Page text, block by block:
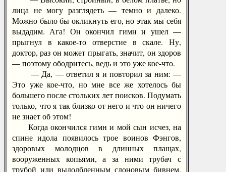
лица не могу разглядеть — темно и далеко.
Можно было бы окликнуть его, но этак мы себя
выдадим. Ага! Он окончил гимн и ушел —
прыгнул в какое-то отверстие в скале. Ну,
доктор, раз он может прыгать, значит, он здоров
— поэтому ободритесь, ведь и это уже кое-что.
— Да, — ответил я и повторил за ним: —
Это уже кое-что, но мне все же хотелось бы
большего после стольких лет поисков. Подумать
только, что я так близко от него и что он ничего
не знает об этом!
Когда окончился гимн и мой сын исчез, на
спине идола появилось трое воинов Фэнгов,
здоровых молодцов в длинных плащах,
вооруженных копьями, а за ними трубач с
трубой или выдолбленным слоновым бивнем.